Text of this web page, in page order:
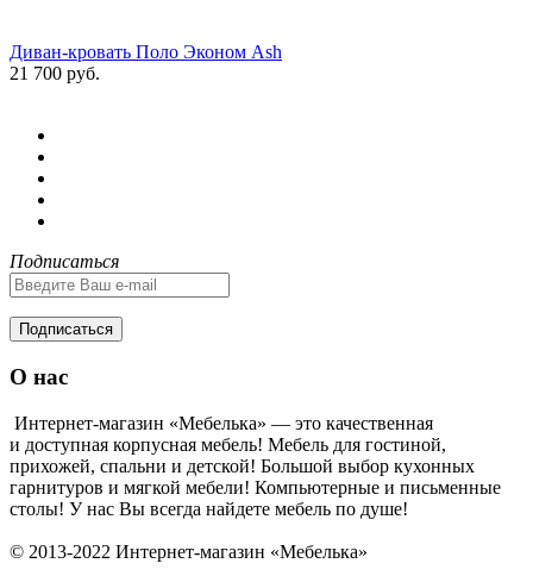
Диван-кровать Поло Эконом Ash
21 700 руб.
Подписаться
Подписаться
О нас
Интернет-магазин «Мебелька» — это качественная
и доступная корпусная мебель! Мебель для гостиной,
прихожей, спальни и детской! Большой выбор кухонных
гарнитуров и мягкой мебели! Компьютерные и письменные
столы! У нас Вы всегда найдете мебель по душе!
© 2013-2022 Интернет-магазин «Мебелька»